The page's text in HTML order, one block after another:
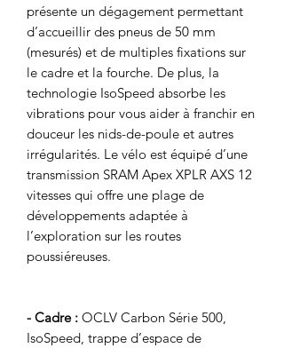
présente un dégagement permettant
d’accueillir des pneus de 50 mm
(mesurés) et de multiples fixations sur
le cadre et la fourche. De plus, la
technologie IsoSpeed absorbe les
vibrations pour vous aider à franchir en
douceur les nids-de-poule et autres
irrégularités. Le vélo est équipé d’une
transmission SRAM Apex XPLR AXS 12
vitesses qui offre une plage de
développements adaptée à
l’exploration sur les routes
poussiéreuses.
- Cadre : OCLV Carbon Série 500,
IsoSpeed, trappe d’espace de